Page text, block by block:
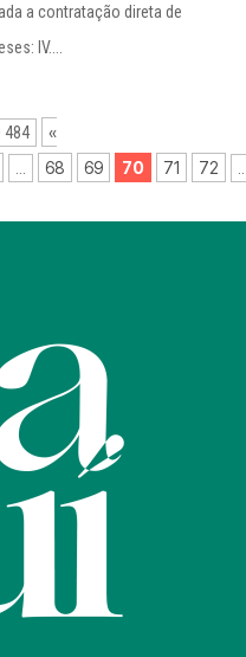
a contratação direta de
IV....
484
«
68 69 70 71 72